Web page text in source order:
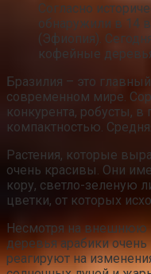
Согласно
обнаружили в 14
(Эфиопия).
кофейные
Бразилия – это
современном мире.
конкурента, робусты,
компактностью.
Растения, которые
очень красивы. Они
кору, светло-зеленую
цветки, от которых
Несмотря на внешнюю
деревья арабики
реагируют на